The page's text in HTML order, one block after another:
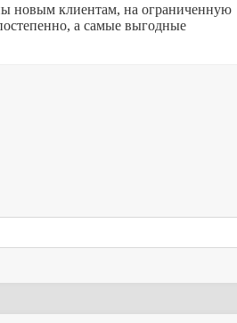
новым клиентам, на ограниченную
а самые выгодные